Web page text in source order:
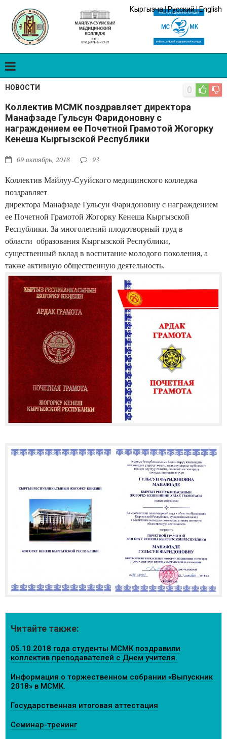
Кыргызча|Русский|English
НОВОСТИ
Коллектив МСМК поздравляет директора
Манафзаде Гульсун Фаридоновну с
награждением ее Почетной Грамотой Жогорку
Кенеша Кыргызской Республики
09 октябрь, 2018 93
0
Коллектив Майлуу-Сууйского медицинского колледжа
поздравляет
директора Манафзаде Гульсун Фаридоновну с награждением
ее Почетной Грамотой Жогорку Кенеша Кыргызской
Республики. За многолетний плодотворный труд в
области образования Кыргызской Республики,
существенный вклад в воспитание молодого поколения, а
также активную общественную деятельность.
Читайте также:
05.10.2018 года студенты МСМК поздравили
коллектив преподавателей с Днем учителя.
Информация о торжественном собрании «Выпускник
2018» в МСМК.
Государственная итоговая аттестация
Семинар-тренинг